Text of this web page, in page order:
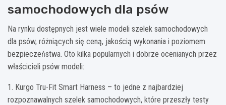
samochodowych dla psów
Na rynku dostępnych jest wiele modeli szelek samochodowych
dla psów, różniących się ceną, jakością wykonania i poziomem
bezpieczeństwa. Oto kilka popularnych i dobrze ocenianych przez
właścicieli psów modeli:
1. Kurgo Tru-Fit Smart Harness – to jedne z najbardziej
rozpoznawalnych szelek samochodowych, które przeszły testy